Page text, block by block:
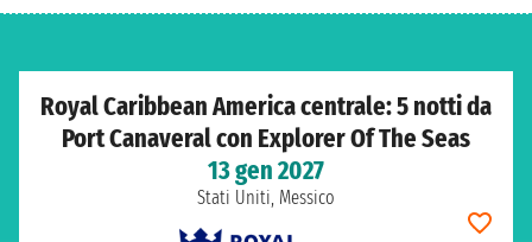
Royal Caribbean America centrale: 5 notti da
Port Canaveral con Explorer Of The Seas
13 gen 2027
Stati Uniti, Messico